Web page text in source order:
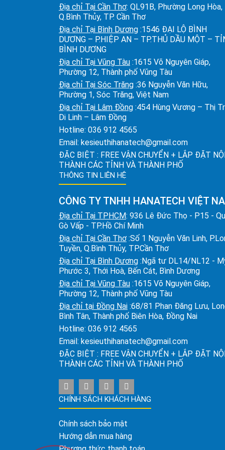
Địa chỉ Tại Cần Thơ: QL91B, Phường Long Hòa,
Q.Bình Thủy, TP. Cần Thơ
Địa chỉ Tại Bình Dương :1546 ĐẠI LỘ BÌNH
DƯƠNG – P.HIỆP AN – TP.THỦ DẦU MỘT –
BÌNH DƯƠNG
Địa chỉ Tại Vũng Tàu :1615 Võ Nguyên Giáp,
Phường 12, Thành phố Vũng Tàu
Địa chỉ Tại Sóc Trăng :36 Nguyễn Văn Hữu,
Phường 1, Sóc Trăng, Việt Nam
Địa chỉ Tại Lâm Đồng :454 Hùng Vương – Thị
Di Linh – Lâm Đồng
Hotline: 036 912 4565
Email: kesieuthihanatech@gmail.com
ĐẶC BIỆT : FREE VẬN CHUYỂN + LẮP ĐẶT
THÀNH CÁC TỈNH VÀ THÀNH PHỐ
THÔNG TIN LIÊN HỆ
CÔNG TY TNHH HANATECH VIỆT
Địa chỉ Tại TPHCM: 936 Lê Đức Thọ - P15 -
Gò Vấp - TP.Hồ Chí Minh
Địa chỉ Tại Cần Thơ :Số 1 Nguyễn Văn Linh,
Tuyền, Q.Bình Thủy, TP.Cần Thơ
Địa chỉ Tại Bình Dương :Ngã tư DL14/NL12 -
Phước 3, Thới Hoà, Bến Cát, Bình Dương
Địa chỉ Tại Vũng Tàu :1615 Võ Nguyên Giáp,
Phường 12, Thành phố Vũng Tàu
Địa chỉ tại Đồng Nai :68/81 Phan Đăng Lưu,
Bình Tân, Thành phố Biên Hòa, Đồng Nai
Hotline: 036 912 4565
Email: kesieuthihanatech@gmail.com
ĐẶC BIỆT : FREE VẬN CHUYỂN + LẮP ĐẶT
THÀNH CÁC TỈNH VÀ THÀNH PHỐ
CHÍNH SÁCH KHÁCH HÀNG
Chính sách bảo mật
Hướng dẫn mua hàng